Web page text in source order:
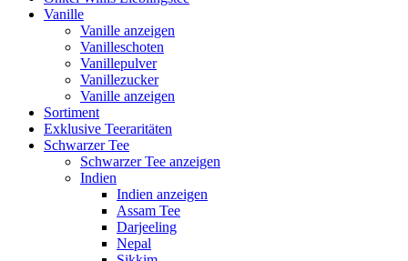
Vanille
Vanille anzeigen
Vanilleschoten
Vanillepulver
Vanillezucker
Vanille anzeigen
Sortiment
Exklusive Teeraritäten
Schwarzer Tee
Schwarzer Tee anzeigen
Indien
Indien anzeigen
Assam Tee
Darjeeling
Nepal